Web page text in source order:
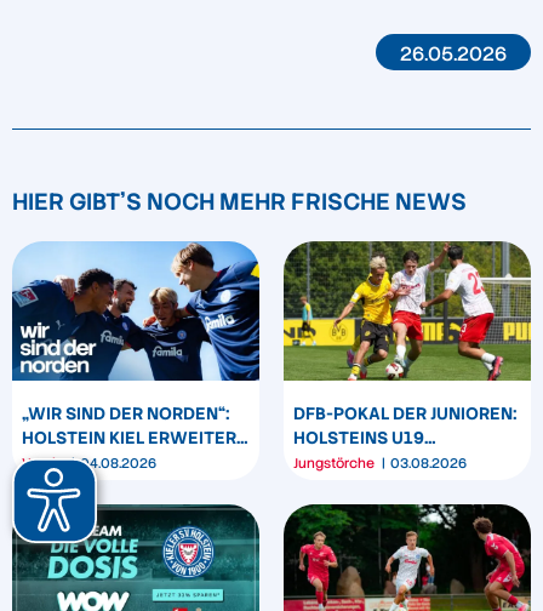
26.05.2026
HIER GIBT'S NOCH MEHR FRISCHE NEWS
„WIR SIND DER NORDEN“:
HOLSTEIN KIEL ERWEITERT
SEIN MARKENBILD
Verein 04.08.2026
DFB-POKAL DER JUNIOREN:
HOLSTEINS U19
TRIUMPHIERT IN
Jungstörche 03.08.2026